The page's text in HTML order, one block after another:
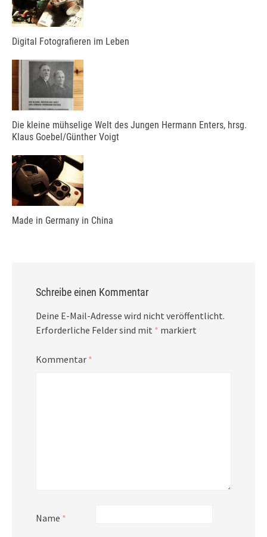
Digital Fotografieren im Leben
Die kleine mühselige Welt des Jungen Hermann Enters, hrsg.
Klaus Goebel/Günther Voigt
Made in Germany in China
Schreibe einen Kommentar
Deine E-Mail-Adresse wird nicht veröffentlicht.
Erforderliche Felder sind mit * markiert
Kommentar *
Name *